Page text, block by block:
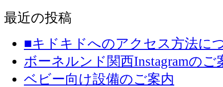
最近の投稿
■キドキドへのアクセス方法に
ボーネルンド関西Instagramのご
ベビー向け設備のご案内